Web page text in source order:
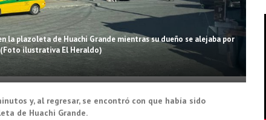
la plazoleta de Huachi Grande mientras su dueño se alejaba por
ilustrativa El Heraldo)
y, al regresar, se encontró con que había sido
de Huachi Grande.